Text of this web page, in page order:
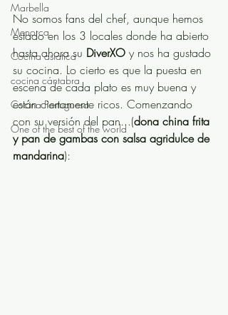
Marbella
Menorca
Cocina asiática
cocina cántabra
Cocina Portuguesa
One of the best of the world
No somos fans del chef, aunque hemos
estado en los 3 locales donde ha abierto
hasta ahora su DiverXO y nos ha gustado
su cocina. Lo cierto es que la puesta en
escena de cada plato es muy buena y
están ciertamente ricos. Comenzando
con su versión del pan...(dona china frita
y pan de gambas con salsa agridulce de
mandarina):